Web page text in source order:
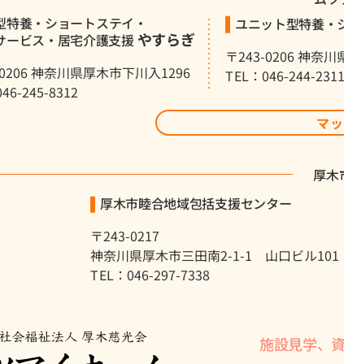
特養・ショートステイ・
ービス・居宅介護支援 やすらぎ
神奈川県厚木市下川入1296
245-8312
ユニット型特養・
〒243-0206 神奈川
TEL：046-244-2311
マ
厚木
厚木市睦合地域包括支援センター
〒243-0217
神奈川県厚木市三田南2-1-1 山口ビル101
TEL：046-297-7338
施設見学、